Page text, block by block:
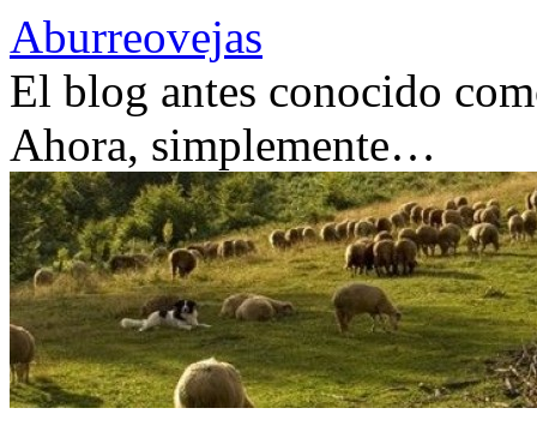
Saltar
al
contenido
Aburreovejas
El blog antes conocido
Ahora, simplemente…